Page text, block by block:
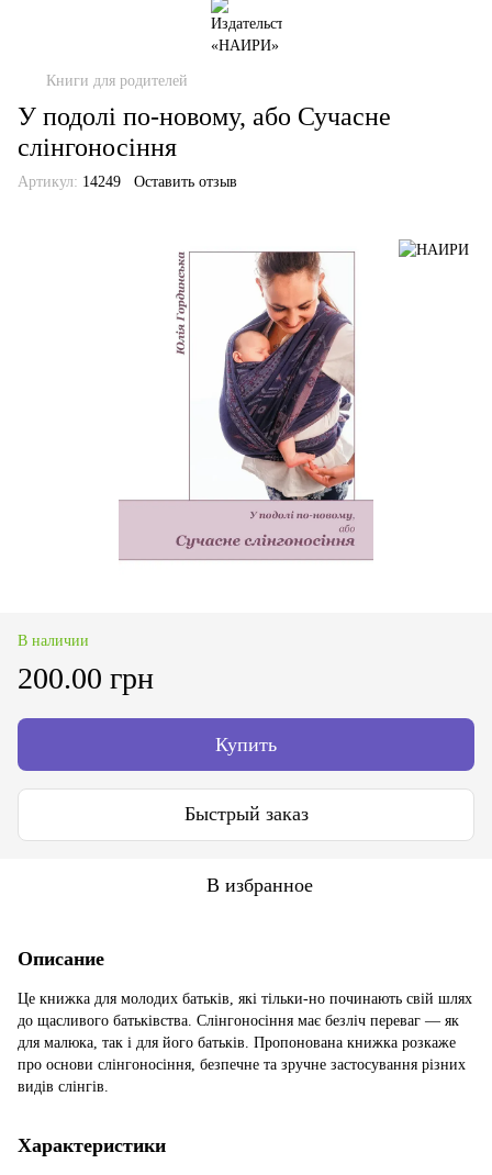
Книги для родителей
У подолі по-новому, або Сучасне
слінгоносіння
Артикул: 14249 Оставить отзыв
В наличии
200.00 грн
Купить
Быстрый заказ
В избранное
Описание
Це книжка для молодих батьків, які тільки-но починають свій шлях
до щасливого батьківства. Слінгоносіння має безліч переваг — як
для малюка, так і для його батьків. Пропонована книжка розкаже
про основи слінгоносіння, безпечне та зручне застосування різних
видів слінгів.
Характеристики